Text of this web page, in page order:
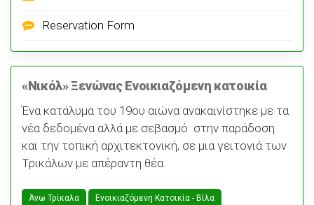
Reservation Form
«Νικόλ» Ξενώνας Ενοικιαζόμενη κατοικία
Ένα κατάλυμα του 19ου αιώνα ανακαινίστηκε με τα
νέα δεδομένα αλλά με σεβασμό στην παράδοση
και την τοπική αρχιτεκτονική, σε μια γειτονιά των
Τρικάλων με απέραντη θέα.
Άνω Τρίκαλα Ενοικιαζόμενη Κατοικία - Bίλα